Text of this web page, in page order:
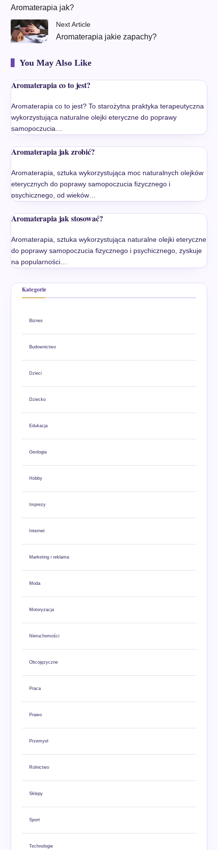
Aromaterapia jak?
Next Article
Aromaterapia jakie zapachy?
You May Also Like
Aromaterapia co to jest?
Aromaterapia co to jest? To starożytna praktyka terapeutyczna
wykorzystująca naturalne olejki eteryczne do poprawy
samopoczucia…
Aromaterapia jak zrobić?
Aromaterapia, sztuka wykorzystująca moc naturalnych olejków
eterycznych do poprawy samopoczucia fizycznego i
psychicznego, od wieków…
Aromaterapia jak stosować?
Aromaterapia, sztuka wykorzystująca naturalne olejki eteryczne
do poprawy samopoczucia fizycznego i psychicznego, zyskuje
na popularności…
Kategorie
Biznes
Budownictwo
Dzieci
Dziecko
Edukacja
Geologia
Hobby
Imprezy
Internet
Marketing i reklama
Moda
Motoryzacja
Nieruchomości
Obcojęzyczne
Praca
Prawo
Przemysł
Rolnictwo
Sklepy
Sport
Technologie